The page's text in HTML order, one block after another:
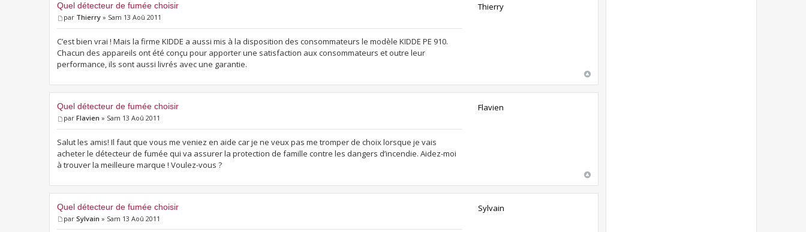
Quel détecteur de fumée choisir
par Thierry » Sam 13 Aoû 2011
C’est bien vrai ! Mais la firme KIDDE a aussi mis à la disposition des consommateurs le modèle KIDDE PE 910.
Chacun des appareils ont été conçu pour apporter une satisfaction aux consommateurs et outre leur
performance, ils sont aussi livrés avec une garantie.
Thierry
Quel détecteur de fumée choisir
par Flavien » Sam 13 Aoû 2011
Salut les amis! Il faut que vous me veniez en aide car je ne veux pas me tromper de choix lorsque je vais
acheter le détecteur de fumée qui va assurer la protection de famille contre les dangers d’incendie. Aidez-moi
à trouver la meilleure marque ! Voulez-vous ?
Flavien
Quel détecteur de fumée choisir
par Sylvain » Sam 13 Aoû 2011
Sylvain